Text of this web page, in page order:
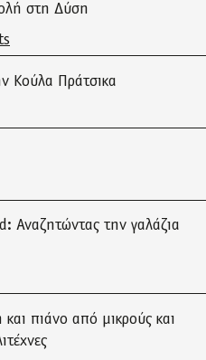
στη Δύση
Κούλα Πράτσικα
Αναζητώντας την γαλάζια
πιάνο από μικρούς και